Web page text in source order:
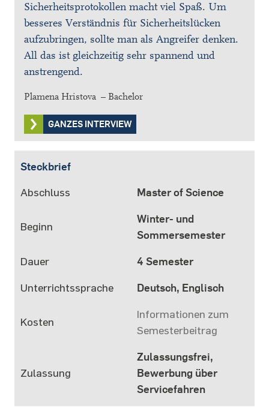
Sicherheitsprotokollen macht viel Spaß. Um
besseres Verständnis für Sicherheitslücken
aufzubringen, sollte man als Angreifer denken.
All das ist gleichzeitig sehr spannend und
anstrengend.
Plamena Hristova – Bachelor
GANZES INTERVIEW
Steckbrief
Abschluss Master of Science
Beginn
Winter- und
Sommersemester
Dauer 4 Semester
Unterrichtssprache Deutsch, Englisch
Kosten
Informationen zum
Semesterbeitrag
Zulassung
Zulassungsfrei,
Bewerbung über
Servicefahren